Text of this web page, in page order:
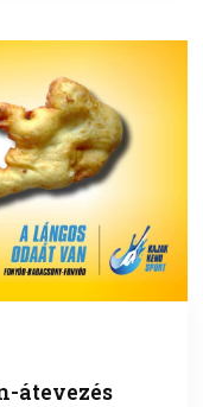
átevezés